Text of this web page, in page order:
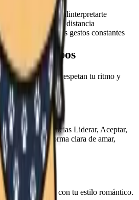
pueden malinterpretarte
ritmo puede crear distancia
necesita pequeños gestos constantes
otros tipos
personas que respetan tu ritmo y
demasiado.
las tendencias Liderar, Aceptar,
muestra una forma clara de amar,
Jefe (LCRO)
natural con tu estilo romántico.